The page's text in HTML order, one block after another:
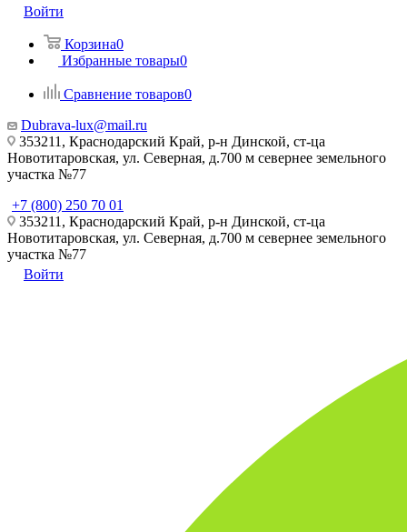
Войти
Корзина0
Избранные товары0
Сравнение товаров0
Dubrava-lux@mail.ru
353211, Краснодарский Край, р-н Динской, ст-ца
Новотитаровская, ул. Северная, д.700 м севернее земельного
участка №77
+7 (800) 250 70 01
353211, Краснодарский Край, р-н Динской, ст-ца
Новотитаровская, ул. Северная, д.700 м севернее земельного
участка №77
Войти